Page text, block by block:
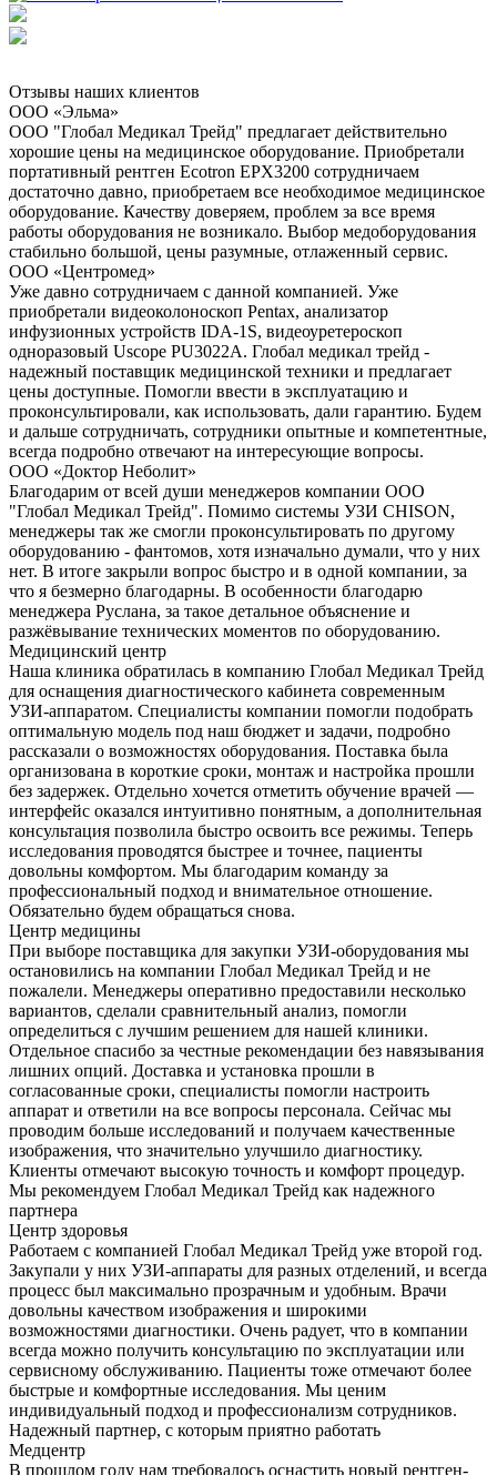
Отзывы наших клиентов
ООО «Эльма»
ООО "Глобал Медикал Трейд" предлагает действительно
хорошие цены на медицинское оборудование. Приобретали
портативный рентген Ecotron EPX3200 сотрудничаем
достаточно давно, приобретаем все необходимое медицинское
оборудование. Качеству доверяем, проблем за все время
работы оборудования не возникало. Выбор медоборудования
стабильно большой, цены разумные, отлаженный сервис.
ООО «Центромед»
Уже давно сотрудничаем с данной компанией. Уже
приобретали видеоколоноскоп Pentax, анализатор
инфузионных устройств IDA-1S, видеоуретероскоп
одноразовый Uscope PU3022A. Глобал медикал трейд -
надежный поставщик медицинской техники и предлагает
цены доступные. Помогли ввести в эксплуатацию и
проконсультировали, как использовать, дали гарантию. Будем
и дальше сотрудничать, сотрудники опытные и компетентные,
всегда подробно отвечают на интересующие вопросы.
ООО «Доктор Неболит»
Благодарим от всей души менеджеров компании ООО
"Глобал Медикал Трейд". Помимо системы УЗИ CHISON,
менеджеры так же смогли проконсультировать по другому
оборудованию - фантомов, хотя изначально думали, что у них
нет. В итоге закрыли вопрос быстро и в одной компании, за
что я безмерно благодарны. В особенности благодарю
менеджера Руслана, за такое детальное объяснение и
разжёвывание технических моментов по оборудованию.
Медицинский центр
Наша клиника обратилась в компанию Глобал Медикал Трейд
для оснащения диагностического кабинета современным
УЗИ-аппаратом. Специалисты компании помогли подобрать
оптимальную модель под наш бюджет и задачи, подробно
рассказали о возможностях оборудования. Поставка была
организована в короткие сроки, монтаж и настройка прошли
без задержек. Отдельно хочется отметить обучение врачей —
интерфейс оказался интуитивно понятным, а дополнительная
консультация позволила быстро освоить все режимы. Теперь
исследования проводятся быстрее и точнее, пациенты
довольны комфортом. Мы благодарим команду за
профессиональный подход и внимательное отношение.
Обязательно будем обращаться снова.
Центр медицины
При выборе поставщика для закупки УЗИ-оборудования мы
остановились на компании Глобал Медикал Трейд и не
пожалели. Менеджеры оперативно предоставили несколько
вариантов, сделали сравнительный анализ, помогли
определиться с лучшим решением для нашей клиники.
Отдельное спасибо за честные рекомендации без навязывания
лишних опций. Доставка и установка прошли в
согласованные сроки, специалисты помогли настроить
аппарат и ответили на все вопросы персонала. Сейчас мы
проводим больше исследований и получаем качественные
изображения, что значительно улучшило диагностику.
Клиенты отмечают высокую точность и комфорт процедур.
Мы рекомендуем Глобал Медикал Трейд как надежного
партнера
Центр здоровья
Работаем с компанией Глобал Медикал Трейд уже второй год.
Закупали у них УЗИ-аппараты для разных отделений, и всегда
процесс был максимально прозрачным и удобным. Врачи
довольны качеством изображения и широкими
возможностями диагностики. Очень радует, что в компании
всегда можно получить консультацию по эксплуатации или
сервисному обслуживанию. Пациенты тоже отмечают более
быстрые и комфортные исследования. Мы ценим
индивидуальный подход и профессионализм сотрудников.
Надежный партнер, с которым приятно работать
Медцентр
В прошлом году нам требовалось оснастить новый рентген-